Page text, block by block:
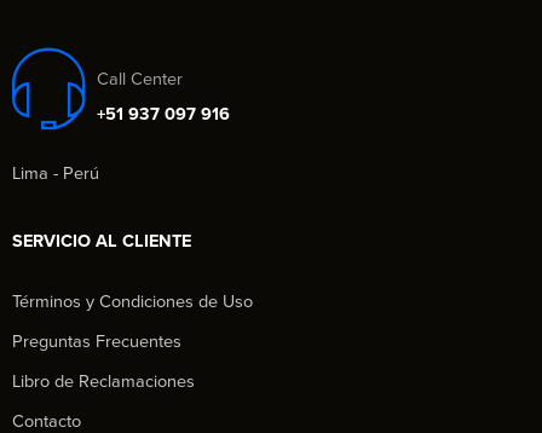
Call Center
+51 937 097 916
Lima - Perú
SERVICIO AL CLIENTE
Términos y Condiciones de Uso
Preguntas Frecuentes
Libro de Reclamaciones
Contacto